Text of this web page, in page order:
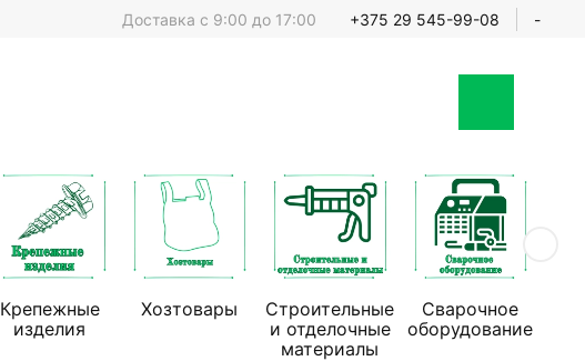
Доставка с 9:00 до 17:00 +375 29 545-99-08 -
Крепежные
изделия
Хозтовары
Строительные
и отделочные
материалы
Сварочное
оборудование